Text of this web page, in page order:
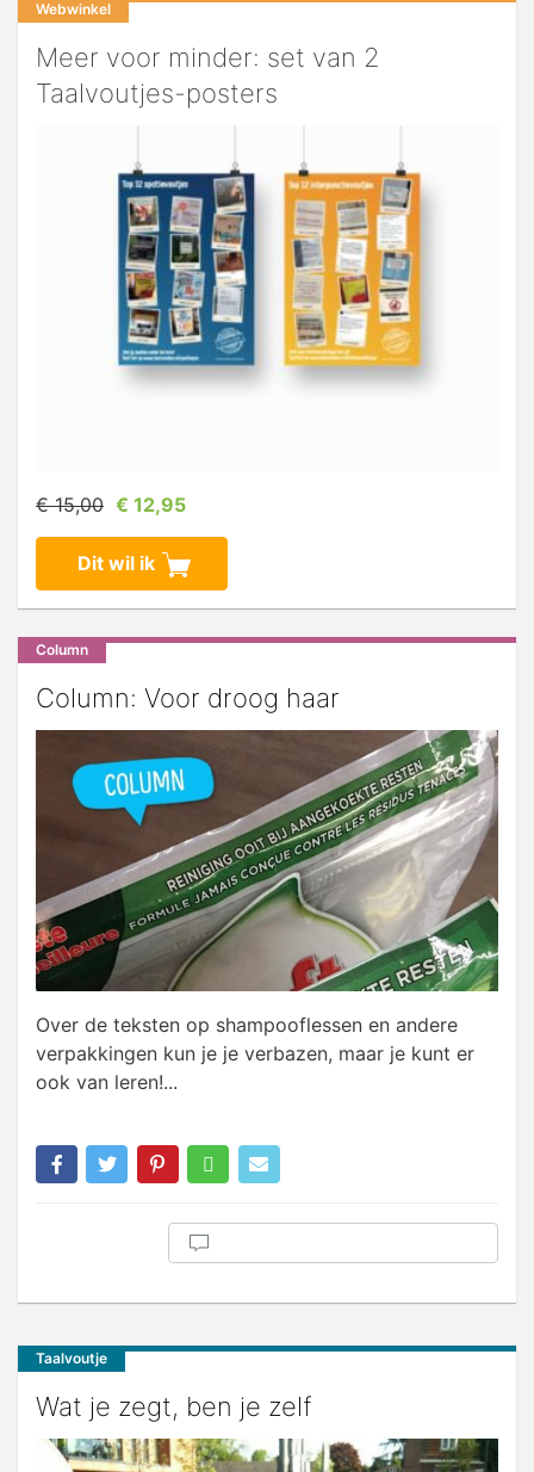
Webwinkel
Meer voor minder: set van 2
Taalvoutjes-posters
€ 15,00 € 12,95
Dit wil ik
Column
Column: Voor droog haar
Over de teksten op shampooflessen en andere
verpakkingen kun je je verbazen, maar je kunt er
ook van leren!...
Taalvoutje
Wat je zegt, ben je zelf